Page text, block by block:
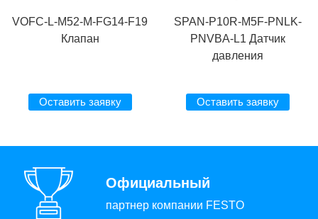
VOFC-L-M52-M-FG14-F19
Клапан
Оставить заявку
SPAN-P10R-M5F-PNLK-
PNVBA-L1 Датчик
давления
Оставить заявку
Официальный
партнер компании FESTO